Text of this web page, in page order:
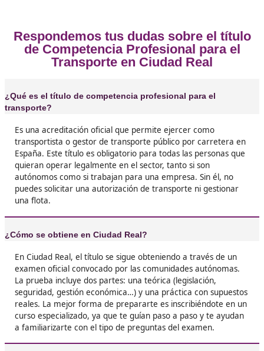
mercancías. ¡Por fin soy mi propio jefe!

❝ Pensaba que iba a ser imposible
trabajo, pero al final con un buen centro y
organizándome bien, aprobé a la primera. Lo
recomiendo a cualquiera que quiera entrar
sector.

Lucía, F.T.
❝ Antes trabajaba como conductor sin
el título conseguí montar mi propia empresa
mis clientes. Hay que estudiar, sí, pero la
es enorme.
 
José Carlos, 42 años